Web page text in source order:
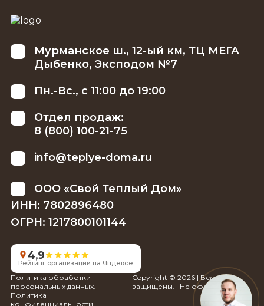
Мурманское ш., 12-ый км, ТЦ МЕГА
Дыбенко, Эксподом №7
Пн.-Вс., с 11:00 до 19:00
Отдел продаж:
8 (800) 100-21-75
info@teplye-doma.ru
ООО «Свой Теплый Дом»
ИНН: 7802896480
ОГРН: 1217800101144
4,9
Рейтинг организации на Яндексе
Copyright © 2026 | Все права
защищены. | Не оферта.
Политика обработки
персональных данных. |
Политика
конфиденциальности.